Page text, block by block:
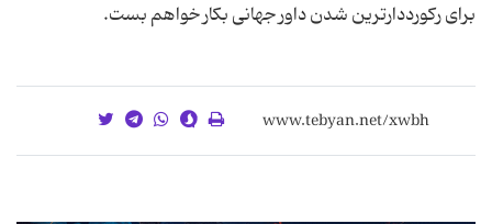
برای ركورددارترین شدن داور جهانی بكار خواهم بست.